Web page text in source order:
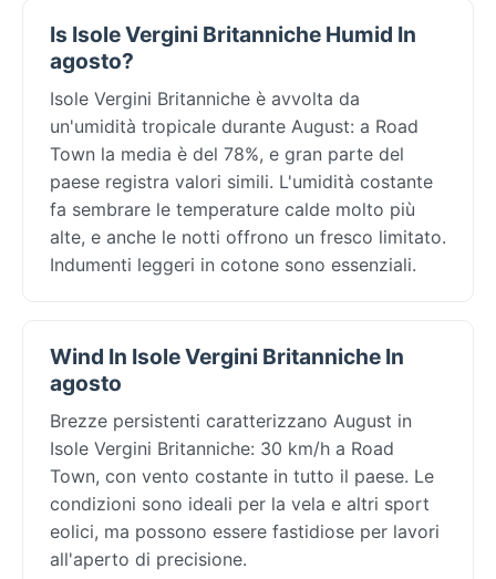
Is Isole Vergini Britanniche Humid In
agosto?
Isole Vergini Britanniche è avvolta da
un'umidità tropicale durante August: a Road
Town la media è del 78%, e gran parte del
paese registra valori simili. L'umidità costante
fa sembrare le temperature calde molto più
alte, e anche le notti offrono un fresco limitato.
Indumenti leggeri in cotone sono essenziali.
Wind In Isole Vergini Britanniche In
agosto
Brezze persistenti caratterizzano August in
Isole Vergini Britanniche: 30 km/h a Road
Town, con vento costante in tutto il paese. Le
condizioni sono ideali per la vela e altri sport
eolici, ma possono essere fastidiose per lavori
all'aperto di precisione.